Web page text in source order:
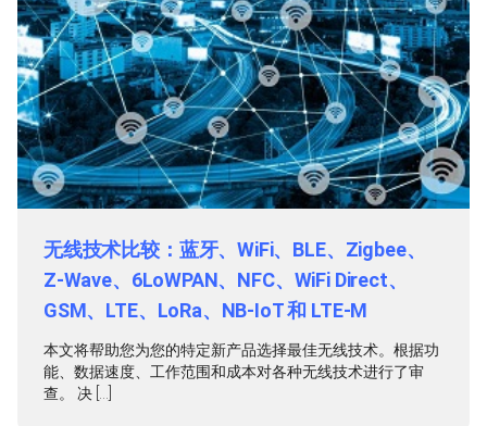
无线技术比较：蓝牙、WiFi、BLE、Zigbee、
Z-Wave、6LoWPAN、NFC、WiFi Direct、
GSM、LTE、LoRa、NB-IoT 和 LTE-M
本文将帮助您为您的特定新产品选择最佳无线技术。根据功
能、数据速度、工作范围和成本对各种无线技术进行了审
查。 决 […]